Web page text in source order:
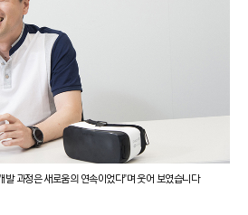
과정은 새로움의 연속이었다"며 웃어 보였습니다